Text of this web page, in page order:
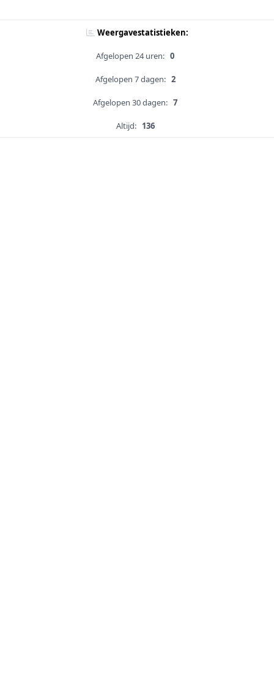
Weergavestatistieken:
Afgelopen 24 uren: 0
Afgelopen 7 dagen: 2
Afgelopen 30 dagen: 7
Altijd: 136